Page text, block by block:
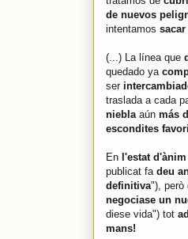
de nuevos
intentamos sacar
(...) La línea que
quedado ya
ser
traslada a cada
niebla aún más
escondites
En l'estat d'ànim
publicat fa deu
definitiva"), però
negociase un
diese vida") tot
mans!